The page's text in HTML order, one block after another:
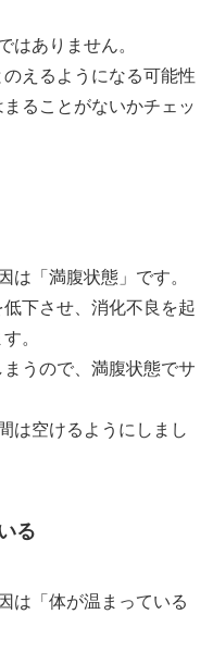
はありません。
えるようになる可能性
ることがないかチェッ
は「満腹状態」です。
下させ、消化不良を起
。
うので、満腹状態でサ
は空けるようにしまし
る
は「体が温まっている